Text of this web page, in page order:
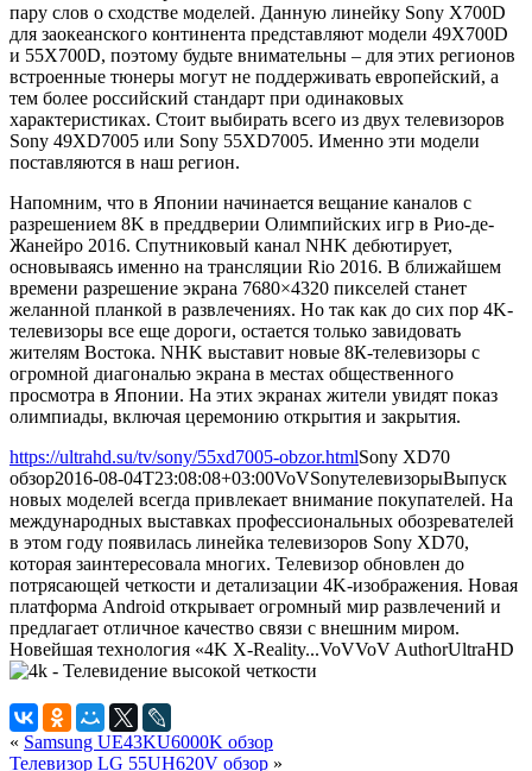
пару слов о сходстве моделей. Данную линейку Sony X700D
для заокеанского континента представляют модели 49X700D
и 55X700D, поэтому будьте внимательны – для этих регионов
встроенные тюнеры могут не поддерживать европейский, а
тем более российский стандарт при одинаковых
характеристиках. Стоит выбирать всего из двух телевизоров
Sony 49XD7005 или Sony 55XD7005. Именно эти модели
поставляются в наш регион.
Напомним, что в Японии начинается вещание каналов с
разрешением 8K в преддверии Олимпийских игр в Рио-де-
Жанейро 2016. Спутниковый канал NHK дебютирует,
основываясь именно на трансляции Rio 2016. В ближайшем
времени разрешение экрана 7680×4320 пикселей станет
желанной планкой в развлечениях. Но так как до сих пор 4K-
телевизоры все еще дороги, остается только завидовать
жителям Востока. NHK выставит новые 8К-телевизоры с
огромной диагональю экрана в местах общественного
просмотра в Японии. На этих экранах жители увидят показ
олимпиады, включая церемонию открытия и закрытия.
https://ultrahd.su/tv/sony/55xd7005-obzor.htmlSony XD70
обзор2016-08-04T23:08:08+03:00VoVSonyтелевизорыВыпуск
новых моделей всегда привлекает внимание покупателей. На
международных выставках профессиональных обозревателей
в этом году появилась линейка телевизоров Sony XD70,
которая заинтересовала многих. Телевизор обновлен до
потрясающей четкости и детализации 4K-изображения. Новая
платформа Android открывает огромный мир развлечений и
предлагает отличное качество связи с внешним миром.
Новейшая технология «4K X-Reality...VoVVoV AuthorUltraHD
« Samsung UE43KU6000K обзор
Телевизор LG 55UH620V обзор »